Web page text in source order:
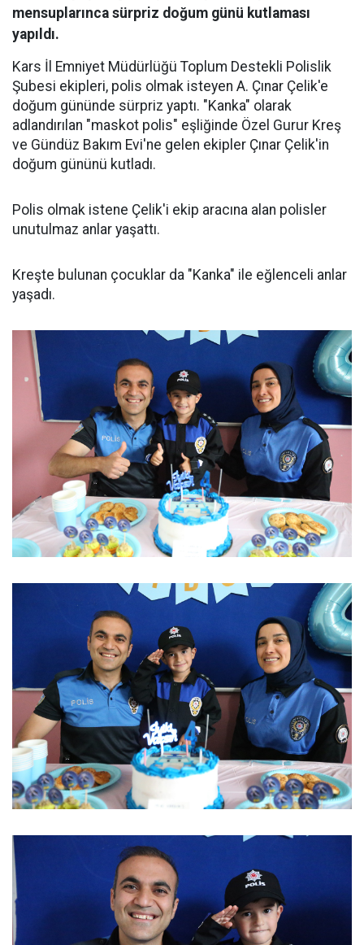
mensuplarınca sürpriz doğum günü kutlaması
yapıldı.
Kars İl Emniyet Müdürlüğü Toplum Destekli Polislik
Şubesi ekipleri, polis olmak isteyen A. Çınar Çelik'e
doğum gününde sürpriz yaptı. "Kanka" olarak
adlandırılan "maskot polis" eşliğinde Özel Gurur Kreş
ve Gündüz Bakım Evi'ne gelen ekipler Çınar Çelik'in
doğum gününü kutladı.
Polis olmak istene Çelik'i ekip aracına alan polisler
unutulmaz anlar yaşattı.
Kreşte bulunan çocuklar da "Kanka" ile eğlenceli anlar
yaşadı.